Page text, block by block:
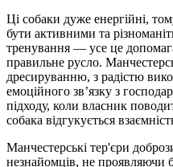
Ці собаки дуже енергійні,
бути активними та
тренування — усе це
правильне русло.
дресируванню, з радістю
емоційного зв’язку з
підходу, коли власник
собака відгукується
Манчестерські тер'єри
незнайомців, не проявляючи